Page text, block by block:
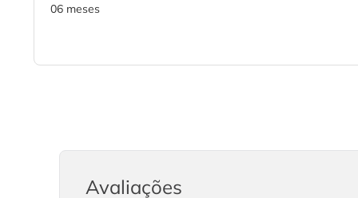
06 meses
Avaliações